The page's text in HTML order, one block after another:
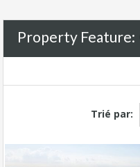
Property Feature:
Trié par: